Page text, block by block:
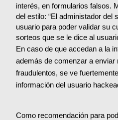
interés, en formularios falsos.
del estilo: “El administador del
usuario para poder validar su
sorteos que se le dice al
En caso de que accedan a la
además de comenzar a
fraudulentos, se ve
información del usuario
Como recomendación para